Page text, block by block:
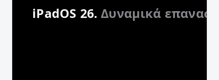
iPadOS 26.Δυναμικά